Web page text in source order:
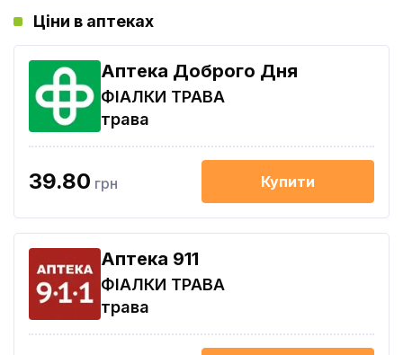
Ціни в аптеках
Аптека Доброго Дня
ФІАЛКИ ТРАВА
трава
39.80 грн Купити
Aптека 911
ФІАЛКИ ТРАВА
трава